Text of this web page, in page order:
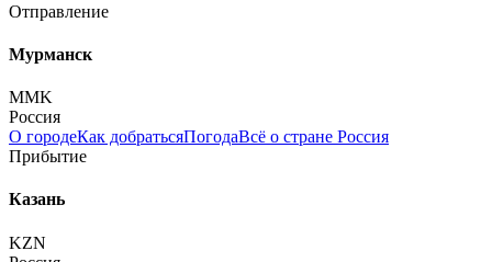
Отправление
Мурманск
MMK
Россия
О городеКак добратьсяПогодаВсё о стране Россия
Прибытие
Казань
KZN